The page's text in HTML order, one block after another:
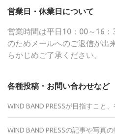
営業日・休業日について
営業時間は平日10：00～16
のためメールへのご返信が出
らかじめご了承ください。
各種投稿・お問い合わせなど
WIND BAND PRESSが目指すこと
WIND BAND PRESSの記事や写真